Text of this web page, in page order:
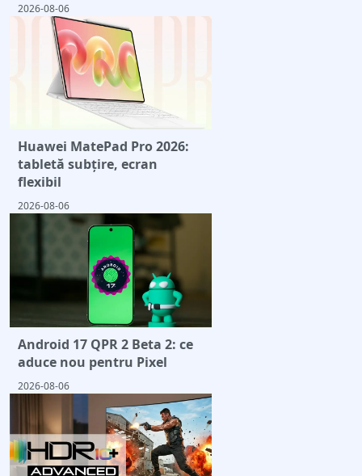
2026-08-06
Huawei MatePad Pro 2026:
tabletă subțire, ecran
flexibil
2026-08-06
Android 17 QPR 2 Beta 2: ce
aduce nou pentru Pixel
2026-08-06